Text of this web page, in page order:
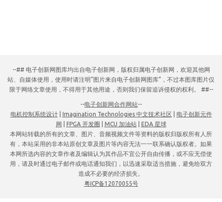
--## 电子创新网图库均出自电子创新网，版权归属电子创新网，欢迎其他网
站、自媒体使用，使用时请注明“图片来自电子创新网图库”，不过本图库图片仅
限于网络文章使用，不得用于其他用途，否则我们保留追诉侵权的权利。 ##--
--电子创新网合作网站--
电机控制系统设计| Imagination Technologies 中文技术社区
电子创新元件
网
FPGA 开发圈 MCU 加油站| EDA 星球
本网站转载的所有的文章、图片、音频视频文件等资料的版权归版权所有人所
有，本站采用的非本站原创文章及图片等内容无法一一联系确认版权者。如果
本网所选内容的文章作者及编辑认为其作品不宜公开自由传播，或不应无偿使
用，请及时通过电子邮件或电话通知我们，以迅速采取适当措施，避免给双方
造成不必要的经济损失。
粤ICP备12070055号